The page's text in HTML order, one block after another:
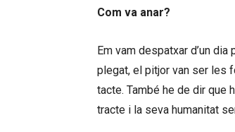
Com va anar?
Em vam despatxar d’un
plegat, el pitjor van ser les
tacte. També he de dir que
tracte i la seva humanitat